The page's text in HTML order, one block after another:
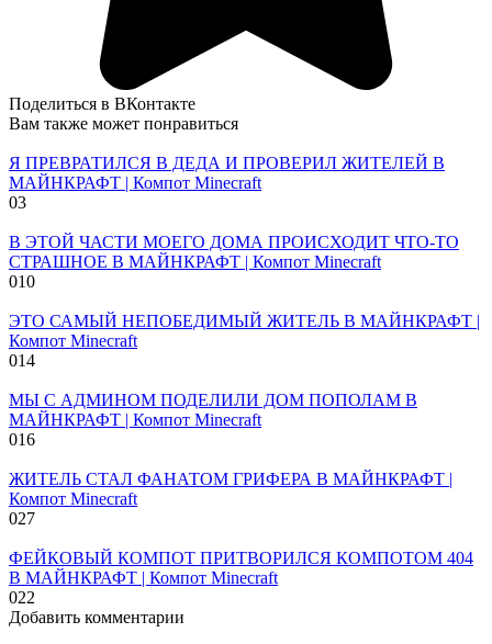
Поделиться в ВКонтакте
Вам также может понравиться
Я ПРЕВРАТИЛСЯ В ДЕДА И ПРОВЕРИЛ ЖИТЕЛЕЙ В
МАЙНКРАФТ | Компот Minecraft
03
В ЭТОЙ ЧАСТИ МОЕГО ДОМА ПРОИСХОДИТ ЧТО-ТО
СТРАШНОЕ В МАЙНКРАФТ | Компот Minecraft
010
ЭТО САМЫЙ НЕПОБЕДИМЫЙ ЖИТЕЛЬ В МАЙНКРАФТ |
Компот Minecraft
014
МЫ С АДМИНОМ ПОДЕЛИЛИ ДОМ ПОПОЛАМ В
МАЙНКРАФТ | Компот Minecraft
016
ЖИТЕЛЬ СТАЛ ФАНАТОМ ГРИФЕРА В МАЙНКРАФТ |
Компот Minecraft
027
ФЕЙКОВЫЙ КОМПОТ ПРИТВОРИЛСЯ КОМПОТОМ 404
В МАЙНКРАФТ | Компот Minecraft
022
Добавить комментарии